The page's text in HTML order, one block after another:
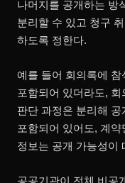
나머지를 공개하는 방
분리할 수 있고 청구
하도록 정한다.
예를 들어 회의록에
포함되어 있더라도,
판단 과정은 분리해
포함되어 있어도, 계
정보는 공개 가능성이
공공기관이 전체 비공